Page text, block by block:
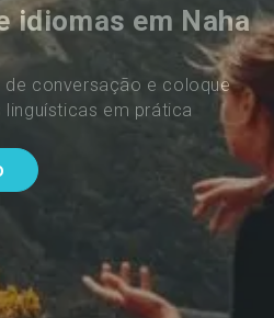
idiomas em Naha
de conversação e coloque
linguísticas em prática